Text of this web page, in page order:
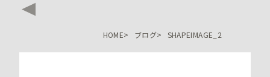
HOME ブログ SHAPEIMAGE_2